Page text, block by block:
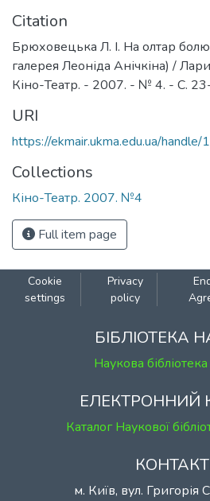
Citation
Брюховецька Л. І. На олтар
галерея Леоніда Анічкіна) /
Кіно-Театр. - 2007. - № 4. - С.
URI
https://ekmair.ukma.edu.ua/
Collections
Кіно-Театр. 2007. №4
Full item page
Cookie
settings
Privacy
policy
БІБЛІОТЕКА
Наукова
ЕЛЕКТРОННИЙ
Каталог Наукової
м. Київ, вул. Григорія